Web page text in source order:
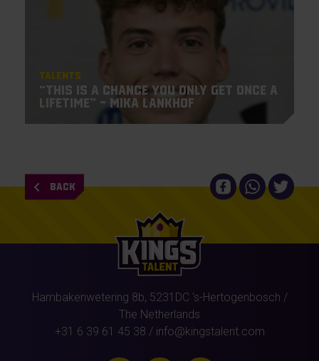
Talents
“This is a chance you only get once a
lifetime” – Mika Lankhof
BACK
Hambakenwetering 8b, 5231DC 's-Hertogenbosch /
The Netherlands
+31 6 39 61 45 38 / info@kingstalent.com